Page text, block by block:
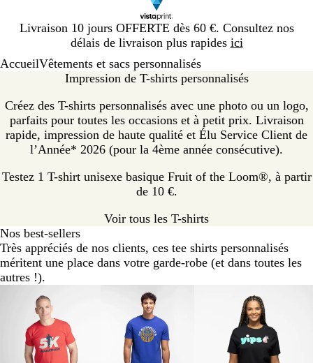
Livraison 10 jours OFFERTE dès 60 €. Consultez nos
délais de livraison plus rapides ici
Diapositive
1
AccueilVêtements et sacs personnalisés
Impression de T-shirts personnalisés
Créez des T-shirts personnalisés avec une photo ou un logo,
parfaits pour toutes les occasions et à petit prix. Livraison
rapide, impression de haute qualité et Élu Service Client de
l’Année* 2026 (pour la 4ème année consécutive).
Testez 1 T-shirt unisexe basique Fruit of the Loom®, à partir
de 10 €.
Voir tous les T-shirts
Nos best-sellers
Très appréciés de nos clients, ces tee shirts personnalisés
méritent une place dans votre garde-robe (et dans toutes les
autres !).
Classique